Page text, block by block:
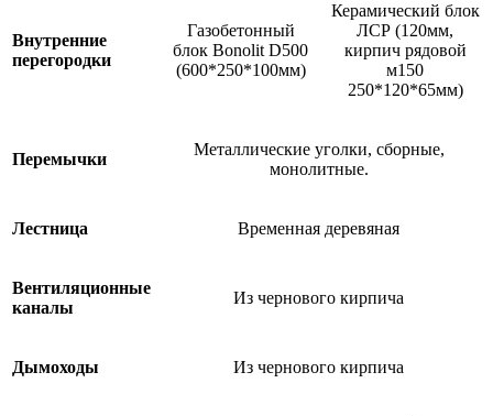
Внутренние
перегородки
Газобетонный
блок Bonolit D500
(600*250*100мм)
Керамический блок
ЛСР (120мм,
кирпич рядовой
м150
250*120*65мм)
Перемычки
Металлические уголки, сборные,
монолитные.
Лестница Временная деревяная
Вентиляционные
каналы
Из чернового кирпича
Дымоходы Из чернового кирпича